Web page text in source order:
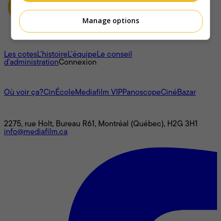
À propos
Les cotesL'histoireL’équipeLe conseil
d'administrationConnexion
Où voir ça?CinÉcoleMediafilm VIPPanoscopeCinéBazar
2275, rue Holt, Bureau R61, Montréal (Québec), H2G 3H1
info@mediafilm.ca
Manage options